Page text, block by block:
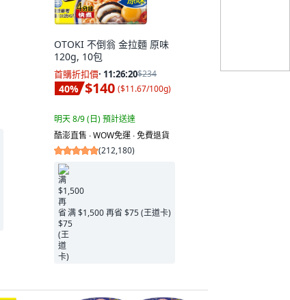
OTOKI 不倒翁 金拉麵 原味
120g, 10包
首購折扣價· 11:26:19$234
40% $140 ($11.67/100g)
明天 8/9 (日)預計送達
酷澎直售 ∙ WOW免運 ∙ 免費退貨
(212,180)
满 $1,500 再省 $75 (王道卡)